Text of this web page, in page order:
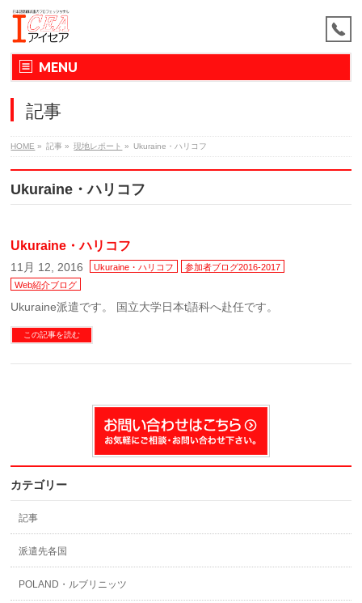
MENU
記事
HOME » 記事 » 現地レポート » Ukuraine・ハリコフ
Ukuraine・ハリコフ
Ukuraine・ハリコフ
11月 12, 2016 Ukuraine・ハリコフ
参加者ブログ2016-2017
Web紹介ブログ
Ukuraine派遣です。 国立大学日本t語科へ赴任です。
この記事を読む
カテゴリー
記事
派遣先各国
POLAND・ルブリニッツ